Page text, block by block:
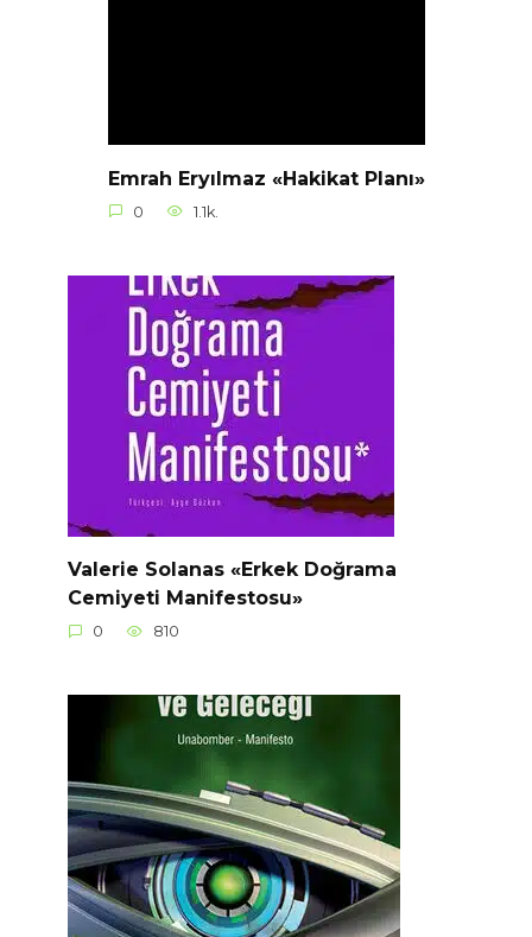
Emrah Eryılmaz «Hakikat Planı»
0 1.1k.
Valerie Solanas «Erkek Doğrama
Cemiyeti Manifestosu»
0 810